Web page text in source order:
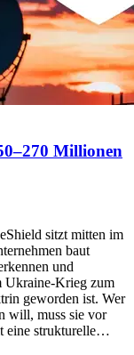
Millionen
sitzt mitten im
baut
und
Ukraine-Krieg zum
geworden ist. Wer
will, muss sie vor
eine strukturelle…